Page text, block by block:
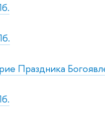
Праздника